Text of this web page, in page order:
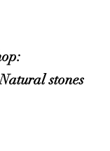
stones